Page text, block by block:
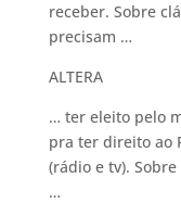
receber. Sobre
precisam …
ALTERA
… ter eleito pelo
pra ter direito ao
(rádio e tv).
…